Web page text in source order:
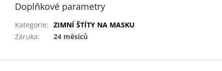
Doplňkové parametry
Kategorie: ZIMNÍ ŠTÍTY NA MASKU
Záruka: 24 měsíců
Z